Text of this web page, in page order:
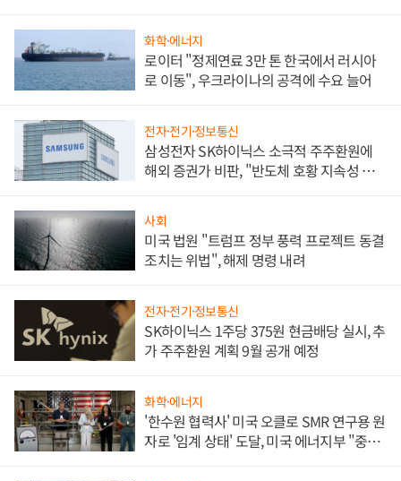
화학·에너지
로이터 "정제연료 3만 톤 한국에서 러시아
로 이동", 우크라이나의 공격에 수요 늘어
전자·전기·정보통신
삼성전자 SK하이닉스 소극적 주주환원에
해외 증권가 비판, "반도체 호황 지속성 의
사회
미국 법원 "트럼프 정부 풍력 프로젝트 동결
조치는 위법", 해제 명령 내려
전자·전기·정보통신
SK하이닉스 1주당 375원 현금배당 실시, 추
가 주주환원 계획 9월 공개 예정
화학·에너지
'한수원 협력사' 미국 오클로 SMR 연구용 원
자로 '임계 상태' 도달, 미국 에너지부 "중요